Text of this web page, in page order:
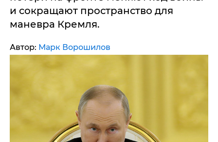
и сокращают пространство для
маневра Кремля.
Автор: Марк Ворошилов